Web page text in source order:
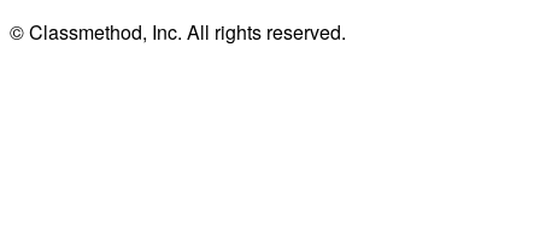
© Classmethod, Inc. All rights reserved.